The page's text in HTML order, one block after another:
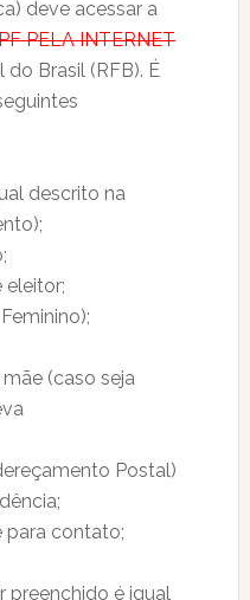
deve acessar a
PELA INTERNET
Brasil (RFB). É
descrito na
eleitor;
(caso seja
Postal)
para contato;
preenchido é igual